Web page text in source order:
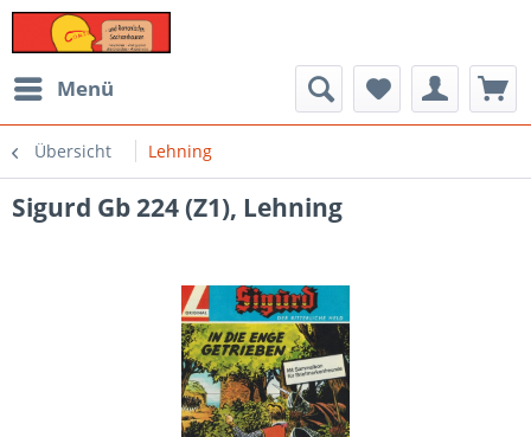
Menü
Übersicht Lehning
Sigurd Gb 224 (Z1), Lehning